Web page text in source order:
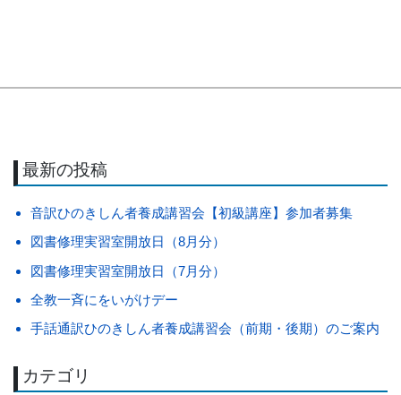
最新の投稿
音訳ひのきしん者養成講習会【初級講座】参加者募集
図書修理実習室開放日（8月分）
図書修理実習室開放日（7月分）
全教一斉にをいがけデー
手話通訳ひのきしん者養成講習会（前期・後期）のご案内
カテゴリ